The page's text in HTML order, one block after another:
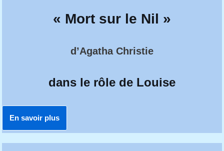
« Mort sur le Nil »
d’Agatha Christie
dans le rôle de Louise
En savoir plus